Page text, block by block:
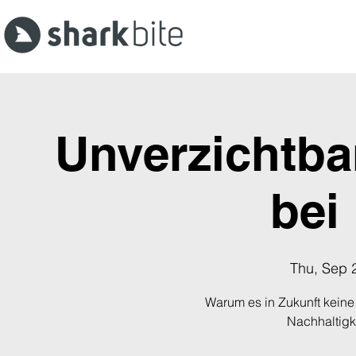
bei
Thu, Sep
Warum es in Zukunft